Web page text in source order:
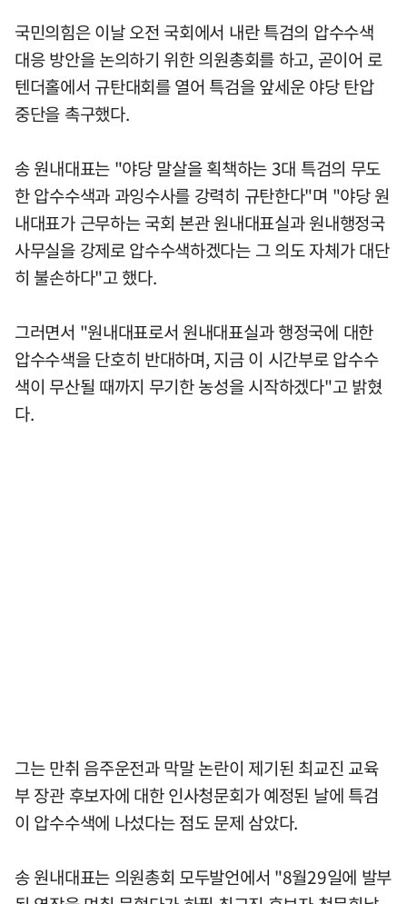
국민의힘은 이날 오전 국회에서 내란 특검의 압수수색
대응 방안을 논의하기 위한 의원총회를 하고, 곧이어 로
텐더홀에서 규탄대회를 열어 특검을 앞세운 야당 탄압
중단을 촉구했다.
송 원내대표는 "야당 말살을 획책하는 3대 특검의 무도
한 압수수색과 과잉수사를 강력히 규탄한다"며 "야당 원
내대표가 근무하는 국회 본관 원내대표실과 원내행정국
사무실을 강제로 압수수색하겠다는 그 의도 자체가 대단
히 불손하다"고 했다.
그러면서 "원내대표로서 원내대표실과 행정국에 대한
압수수색을 단호히 반대하며, 지금 이 시간부로 압수수
색이 무산될 때까지 무기한 농성을 시작하겠다"고 밝혔
다.
그는 만취 음주운전과 막말 논란이 제기된 최교진 교육
부 장관 후보자에 대한 인사청문회가 예정된 날에 특검
이 압수수색에 나섰다는 점도 문제 삼았다.
송 원내대표는 의원총회 모두발언에서 "8월29일에 발부